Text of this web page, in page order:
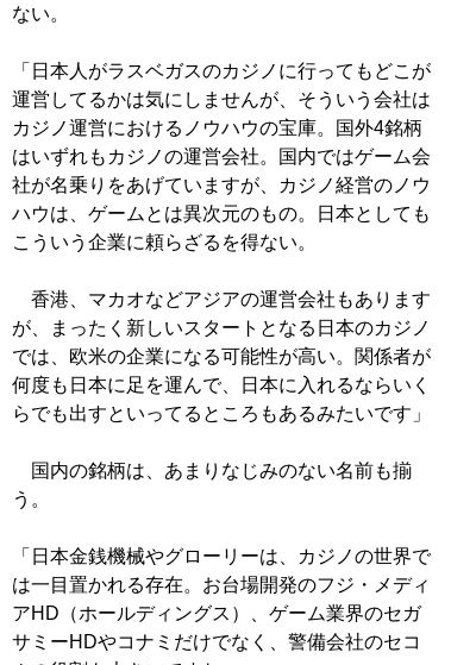
ない。
「日本人がラスベガスのカジノに行ってもどこが
運営してるかは気にしませんが、そういう会社は
カジノ運営におけるノウハウの宝庫。国外4銘柄
はいずれもカジノの運営会社。国内ではゲーム会
社が名乗りをあげていますが、カジノ経営のノウ
ハウは、ゲームとは異次元のもの。日本としても
こういう企業に頼らざるを得ない。
香港、マカオなどアジアの運営会社もあります
が、まったく新しいスタートとなる日本のカジノ
では、欧米の企業になる可能性が高い。関係者が
何度も日本に足を運んで、日本に入れるならいく
らでも出すといってるところもあるみたいです」
国内の銘柄は、あまりなじみのない名前も揃
う。
「日本金銭機械やグローリーは、カジノの世界で
は一目置かれる存在。お台場開発のフジ・メディ
アHD（ホールディングス）、ゲーム業界のセガ
サミーHDやコナミだけでなく、警備会社のセコ